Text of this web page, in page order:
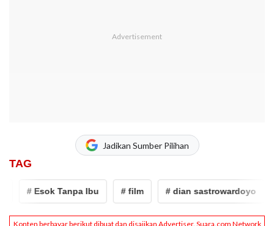
Jadikan Sumber Pilihan
TAG
# Esok Tanpa Ibu # film # dian sastrowardoyo